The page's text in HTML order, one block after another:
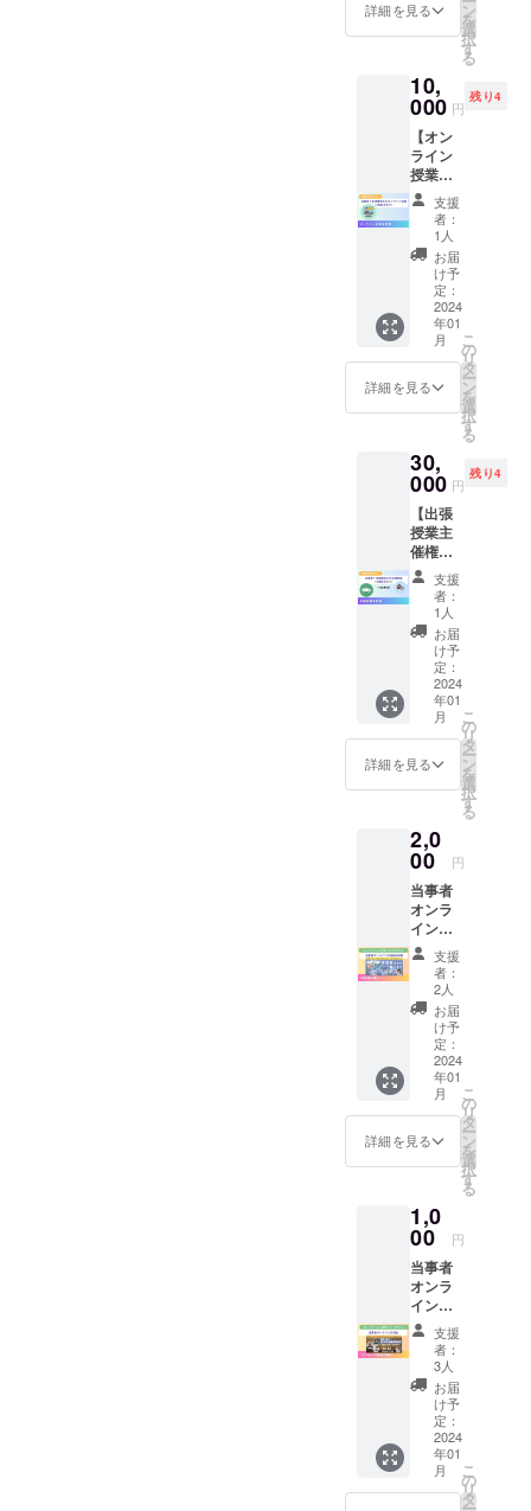
失い能
力も
分らし
さをど
う取り
戻す
か！1番
大切な
ものは
目に見
えな
い、心
で見
る。断
ち切っ
てはい
もの。
③「な
自分に
なる」
思考は
現実化
する。
重度の
記憶障
害が残
りまし
たが、
40年の
試行錯
誤で色
んな夢
を叶え
まし
た。障
害が
あって
ない。
夢を現
実化す
る方
法。 ・
3冊で1
セット
のフォ
トブッ
クにな
ります
・送料
込みに
なりま
す。 ※
書物の
リター
ンに関
しては
の許可
を得て
おりま
す。
枠
10,000
像の受
け渡し
は、
NPO法
人Re
ジョブ
大阪と
メール
でやり
とりさ
せてい
ただき
ます。
クラウ
ドファ
ング終
了後、
連絡差
し上げ
ます。
掲載
は、文
字のみ
でもOK
です。
※支援
時、必
ず備考
欄に掲
載を希
望され
業名）
をご記
さい。
ん。 ※
間 2024
（クラ
ウド
ディン
グ終了
後）か
ら2024
年12月
まで ※
掲載サ
イズや
受け渡
し方法
など ・
掲載サ
160×50
ピクセ
円 ・掲
載サイ
ズ：
270×90
ピクセ
ル(中)
30,000
円 ・掲
載サイ
ズ：
700×23
0ピクセ
ル(特大)
50,000
像の受
け渡し
人Re
ジョブ
大阪と
メール
でやり
とりさ
せてい
ただき
ます。
クラウ
ドファ
ンディ
ング終
了後、
連絡差
し上げ
掲載
は、文
字のみ
でもOK
です。
※支援
時、必
ず備考
欄に掲
載を希
望され
るお名
前（企
業名）
をご記
入くだ
たちの
失語症
をはじ
め、障
害を持
つ方に
理解の
ある広
告内容
であれ
ば、
ジャン
ルは問
いませ
ん。 ※
掲載期
間 2024
年1月
ディン
グ終了
ら2024
年12月
まで ※
掲載サ
イズや
受け渡
し方法
など ・
掲載サ
イズ：
160×50
ピクセ
10,000
円 ・掲
270×90
ピクセ
ル(中)
30,000
円 ・掲
載サイ
ズ：
700×23
0ピクセ
ル(特大)
50,000
ナー画
像の受
け渡し
NPO法
人Re
メール
でやり
とりさ
せてい
ただき
ます。
クラウ
ドファ
ンディ
ング終
了後、
こちら
からご
連絡差
「Re
ジョブ
大阪」
ページ
に貴社
（また
は個
人）の
バナー
やお名
前を約1
年間掲
載する
権利で
す。 ・
理念に
協賛い
ただけ
る、あ
なたの
力にな
りま
す。 ・
失語症
をはじ
め、障
害を持
つ方に
理解の
ある広
告内容
であれ
ば、
ジャン
ルは問
いませ
ん。 ※
間 2024
（クラ
ウド
ディン
グ終了
後）か
ら2024
年12月
まで ※
掲載サ
イズや
受け渡
し方法
など ・
掲載サ
160×50
ピクセ
円 ・掲
載サイ
ズ：
270×90
ピクセ
ル(中)
30,000
円 ・掲
載サイ
ズ：
700×23
0ピクセ
ル(特大)
50,000
詳細を見る ン
を
選
択
す
る
10,
000 円
残り4
【オン
ライン
授業主
催権】
・当事
者と言
語聴覚
士によ
るオン
ライン
授業90
分を主
催でき
る権利
です。
・参加
場料金
等は自
由に設
定して
くださ
い。 ・
学校や
企業様
におす
すめで
すが、
これに
限定せ
ず幅広
くご支
援いた
だけま
に対応
してお
りま
す。 ■
テーマ
例■ ・
失語症
につい
て ・失
語症の
就労に
ついて
ST（言
語聴覚
士）の
仕事に
ジョブ
大阪メ
からST
や当事
者など
が講師
として
登壇が
可能で
す。 ・
詳細は
メッ
セージ
にて調
支援
者：
1人
お届
け予
定：
2024
年01
月
詳細を見る
こ
の
リ
タ
ー
ン
を
選
択
す
る
30,
000 円
残り4
【出張
授業主
催権】
・当事
者と言
語聴覚
士によ
る出張
授業90
分を主
催でき
る権利
です。
・参加
者の入
場料金
由に設
定して
くださ
い。 ・
学校や
企業様
におす
すめで
すが、
これに
限定せ
ず幅広
くご支
援いた
だけま
す。 ・
様々な
りま
す。 ■
テーマ
例■ ・
失語
症・高
次脳機
能障害
につい
て ・失
語症・
高次脳
機能障
害があ
る方の
就労に
支援
者：
1人
お届
け予
定：
2024
年01
月
詳細を見る
こ
の
リ
タ
ー
ン
を
選
択
す
る
2,0
00 円
当事者
オンラ
イン交
流会参
加権
2,000円
年に4回
開催す
る冊子
インタ
ビュ
イーと
の交流
会で
す。
近日開
月16日
です
が、今
後、3月
16日
（土）6
月15日
（土）
予定し
ていま
す。毎
回2名か
ら3名の
当事者
が登壇
しま
支援
者：
2人
お届
け予
定：
2024
年01
月
詳細を見る
こ
の
リ
タ
ー
ン
を
選
択
す
る
1,0
00 円
当事者
オンラ
イン交
流会
アーカ
イブ動
画
【概
要】※こ
ちらは
2023年
10月14
日に行
支援
者：
3人
お届
け予
定：
2024
年01
月
こ
の
リ
タ